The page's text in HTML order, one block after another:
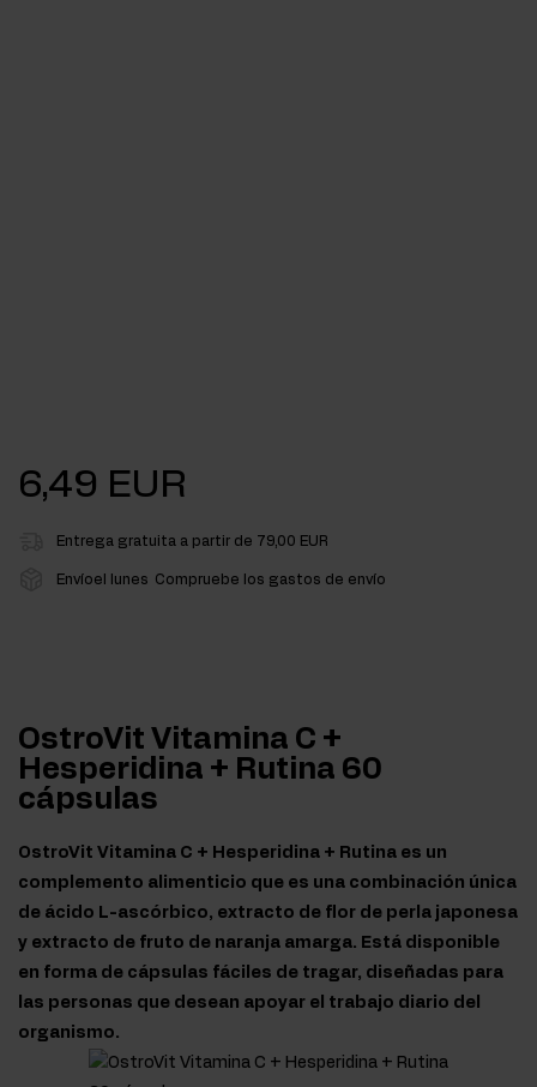
6,49 EUR
Entrega gratuita a partir de 79,00 EUR
Envíoel lunes Compruebe los gastos de envío
OstroVit Vitamina C +
Hesperidina + Rutina 60
cápsulas
OstroVit Vitamina C + Hesperidina + Rutina es un
complemento alimenticio que es una combinación única
de ácido L-ascórbico, extracto de flor de perla japonesa
y extracto de fruto de naranja amarga. Está disponible
en forma de cápsulas fáciles de tragar, diseñadas para
las personas que desean apoyar el trabajo diario del
organismo.